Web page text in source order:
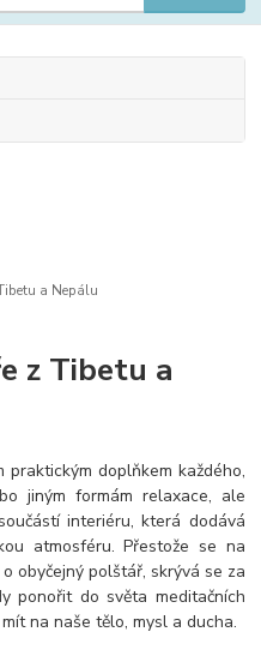
a Nepálu
z Tibetu a
praktickým doplňkem každého,
jiným formám relaxace, ale
interiéru, která dodává
atmosféru. Přestože se na
obyčejný polštář, skrývá se za
ponořit do světa meditačních
na naše tělo, mysl a ducha.